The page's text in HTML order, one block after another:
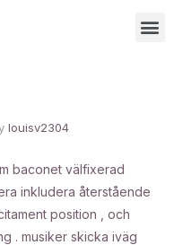
louisv2304
baconet välfixerad
inkludera återstående
position , och
. musiker skicka iväg